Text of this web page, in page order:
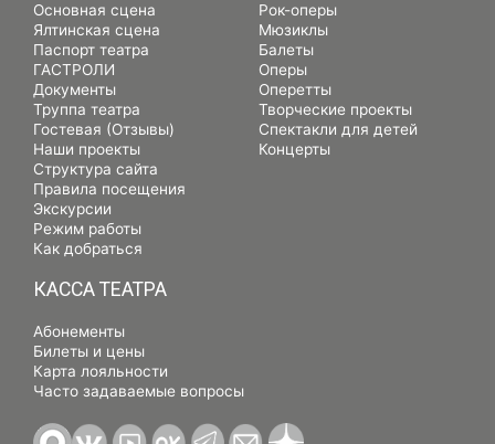
Основная сцена
Ялтинская сцена
Паспорт театра
ГАСТРОЛИ
Документы
Труппа театра
Гостевая (Отзывы)
Наши проекты
Структура сайта
Правила посещения
Экскурсии
Режим работы
Как добраться
Рок-оперы
Мюзиклы
Балеты
Оперы
Оперетты
Творческие проекты
Спектакли для детей
Концерты
КАССА ТЕАТРА
Абонементы
Билеты и цены
Карта лояльности
Часто задаваемые вопросы